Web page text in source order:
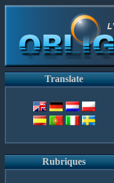
Translate
Rubriques